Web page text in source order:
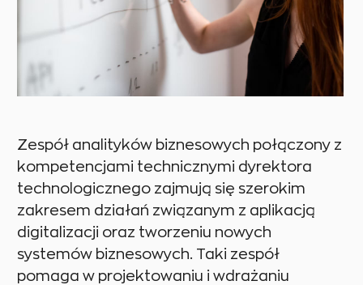
Zespół analityków biznesowych połączony z
kompetencjami technicznymi dyrektora
technologicznego zajmują się szerokim
zakresem działań związanym z aplikacją
digitalizacji oraz tworzeniu nowych
systemów biznesowych. Taki zespół
pomaga w projektowaniu i wdrażaniu